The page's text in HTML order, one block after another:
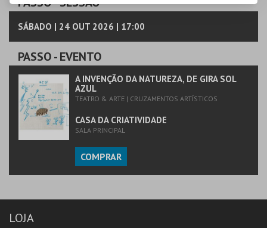
MAIS INFO
SÁBADO | 24 OUT 2026 | 17:00
PASSO- EVENTO
A INVENÇÃO DA NATUREZA, DE GIRA SOL
AZUL
TEATRO & ARTE | CRUZAMENTOS ARTÍSTICOS
CASA DA CRIATIVIDADE
SALA PRINCIPAL
COMPRAR
LOJA